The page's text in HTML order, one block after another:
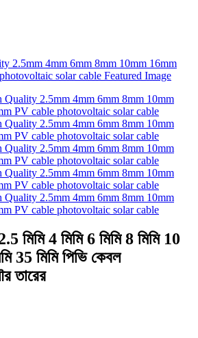
মিমি 4 মিমি 6 মিমি 8 মিমি 10
35 মিমি পিভি কেবল
তারের